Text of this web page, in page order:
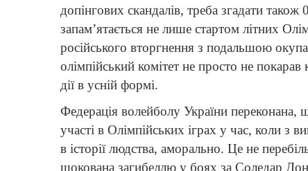
допінгових скандалів, треба згадати також
запам’ятається не лише стартом літних
російського вторгнення з подальшою
олімпійський комітет не просто не покарав
дії в усній формі.
Федерація волейболу України переконана,
участі в Олімпійських іграх у час, коли з
в історії людства, аморально. Це не
шокована загибеллю у боях за Соледар